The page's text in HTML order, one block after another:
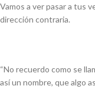
Vamos a ver pasar a tus
dirección contraria.
“No recuerdo como se
así un nombre, que algo